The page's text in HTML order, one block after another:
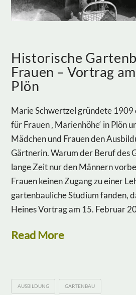
Historische
Frauen – Vortrag
Plön
Marie Schwertzel gründete 1909
für Frauen ‚ Marienhöhe‘ in Plön
Mädchen und Frauen den
Gärtnerin. Warum der Beruf des
lange Zeit nur den Männern
Frauen keinen Zugang zu einer
gartenbauliche Studium fanden,
Heines Vortrag am 15. Februar
Read More
AUSBILDUNG GARTENBAU